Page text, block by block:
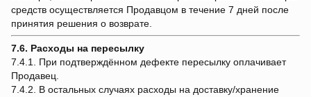
средств осуществляется Продавцом в течение 7 дней после
принятия решения о возврате.
7.6. Расходы на пересылку
7.4.1. При подтверждённом дефекте пересылку оплачивает
Продавец.
7.4.2. В остальных случаях расходы на доставку/хранение